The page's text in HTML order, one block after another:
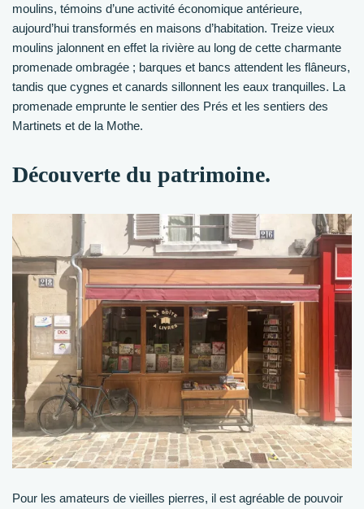
moulins, témoins d’une activité économique antérieure,
aujourd’hui transformés en maisons d’habitation. Treize vieux
moulins jalonnent en effet la rivière au long de cette charmante
promenade ombragée ; barques et bancs attendent les flâneurs,
tandis que cygnes et canards sillonnent les eaux tranquilles. La
promenade emprunte le sentier des Prés et les sentiers des
Martinets et de la Mothe.
Découverte du patrimoine.
Pour les amateurs de vieilles pierres, il est agréable de pouvoir